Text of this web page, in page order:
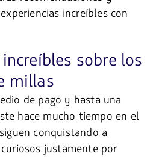
increíbles con
sobre los
millas
de pago y hasta una
hace mucho tiempo en el
conquistando a
justamente por